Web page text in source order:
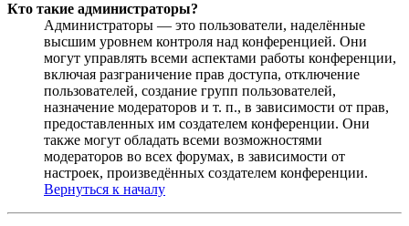
Кто такие администраторы?
Администраторы — это пользователи, наделённые
высшим уровнем контроля над конференцией. Они
могут управлять всеми аспектами работы конференции,
включая разграничение прав доступа, отключение
пользователей, создание групп пользователей,
назначение модераторов и т. п., в зависимости от прав,
предоставленных им создателем конференции. Они
также могут обладать всеми возможностями
модераторов во всех форумах, в зависимости от
настроек, произведённых создателем конференции.
Вернуться к началу